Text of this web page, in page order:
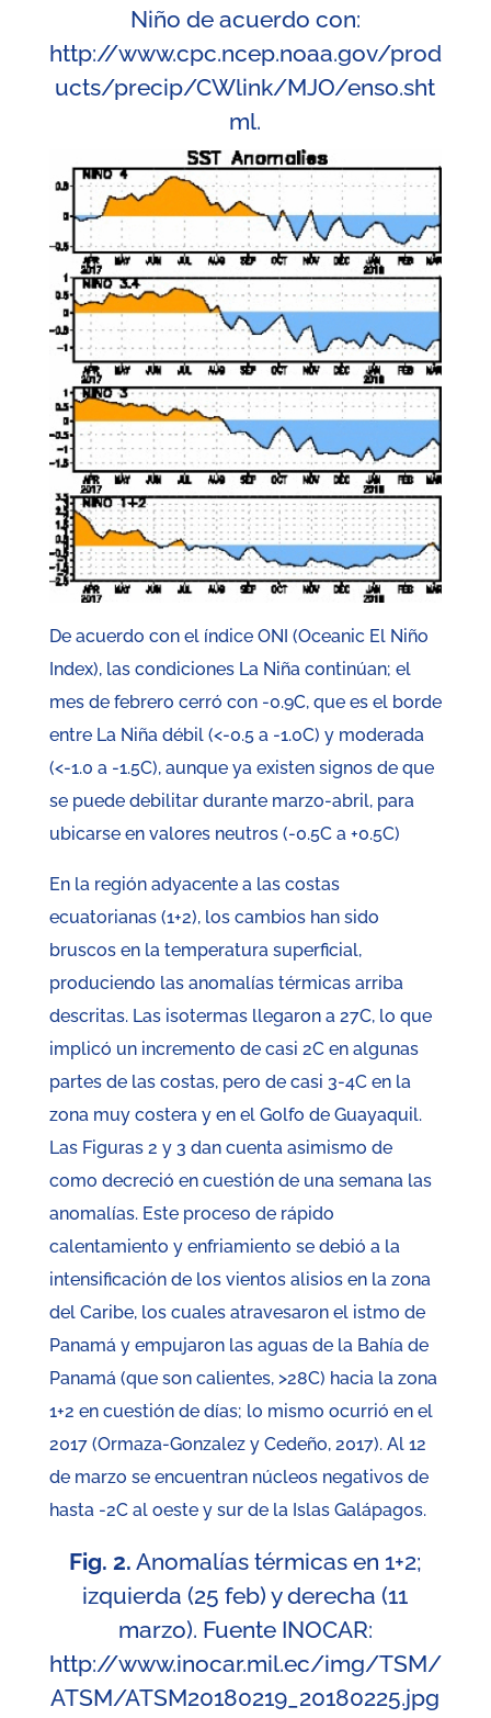
Niño de acuerdo con:
http://www.cpc.ncep.noaa.gov/prod
ucts/precip/CWlink/MJO/enso.sht
ml.
De acuerdo con el índice ONI (Oceanic El Niño
Index), las condiciones La Niña continúan; el
mes de febrero cerró con -0.9C, que es el borde
entre La Niña débil (<-0.5 a -1.0C) y moderada
(<-1.0 a -1.5C), aunque ya existen signos de que
se puede debilitar durante marzo-abril, para
ubicarse en valores neutros (-0.5C a +0.5C)
En la región adyacente a las costas
ecuatorianas (1+2), los cambios han sido
bruscos en la temperatura superficial,
produciendo las anomalías térmicas arriba
descritas. Las isotermas llegaron a 27C, lo que
implicó un incremento de casi 2C en algunas
partes de las costas, pero de casi 3-4C en la
zona muy costera y en el Golfo de Guayaquil.
Las Figuras 2 y 3 dan cuenta asimismo de
como decreció en cuestión de una semana las
anomalías. Este proceso de rápido
calentamiento y enfriamiento se debió a la
intensificación de los vientos alisios en la zona
del Caribe, los cuales atravesaron el istmo de
Panamá y empujaron las aguas de la Bahía de
Panamá (que son calientes, >28C) hacia la zona
1+2 en cuestión de días; lo mismo ocurrió en el
2017 (Ormaza-Gonzalez y Cedeño, 2017). Al 12
de marzo se encuentran núcleos negativos de
hasta -2C al oeste y sur de la Islas Galápagos.
Fig. 2. Anomalías térmicas en 1+2;
izquierda (25 feb) y derecha (11
marzo). Fuente INOCAR:
http://www.inocar.mil.ec/img/TSM/
ATSM/ATSM20180219_20180225.jpg